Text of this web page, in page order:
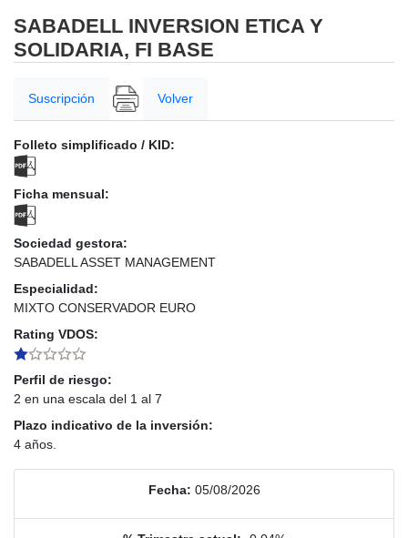
SABADELL INVERSION ETICA Y
SOLIDARIA, FI BASE
Suscripción Volver
Folleto simplificado / KID:
Ficha mensual:
Sociedad gestora:
SABADELL ASSET MANAGEMENT
Especialidad:
MIXTO CONSERVADOR EURO
Rating VDOS:
Perfil de riesgo:
2 en una escala del 1 al 7
Plazo indicativo de la inversión:
4 años.
Fecha: 05/08/2026